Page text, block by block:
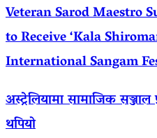
Veteran Sarod Maestro
to Receive ‘Kala
International Sangam
अस्ट्रेलियामा सामाजिक
थपियो